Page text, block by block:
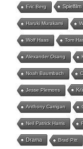
Eric Berg Spielfilm
Haruki Murakami
Wolf Haas Tom
Alexander Osang
Noah Baumbach
Jesse Plemons
Anthony Carrigan
Neil Patrick Harris
Drama Brad Pitt